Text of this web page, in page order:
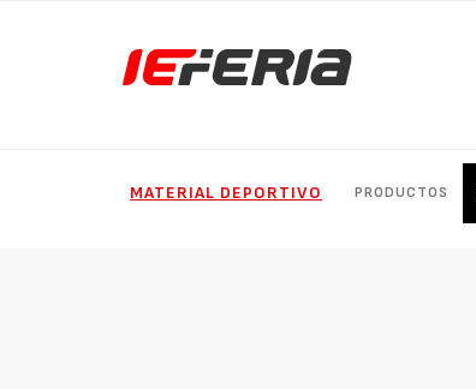
MATERIAL DEPORTIVO PRODUCTOS